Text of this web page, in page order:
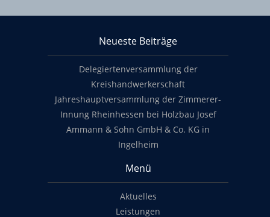
Neueste Beiträge
Delegiertenversammlung der
Kreishandwerkerschaft
Jahreshauptversammlung der Zimmerer-
Innung Rheinhessen bei Holzbau Josef
Ammann & Sohn GmbH & Co. KG in
Ingelheim
Menü
Aktuelles
Leistungen